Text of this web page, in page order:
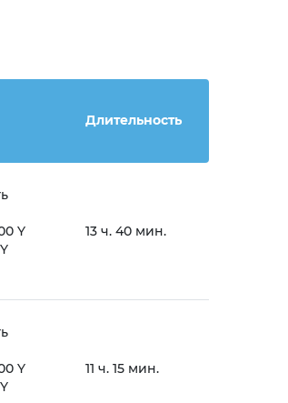
Длительность
Y
13 ч. 40 мин.
Y
11 ч. 15 мин.